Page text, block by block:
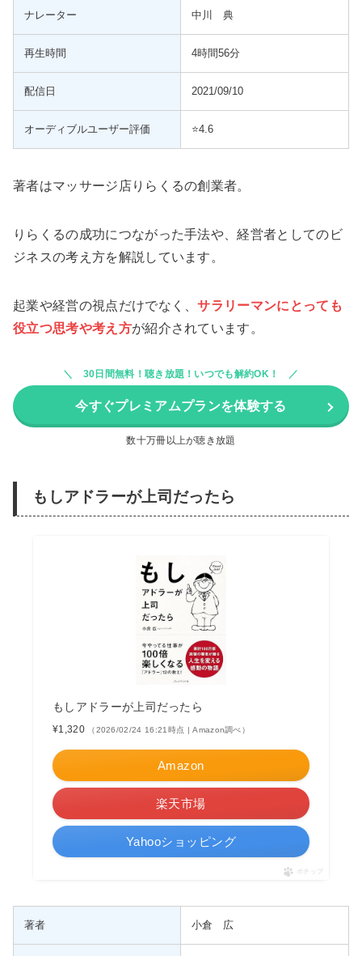
ナレーター 中川 典
再生時間 4時間56分
配信日 2021/09/10
オーディブルユーザー評価 ⭐️4.6
著者はマッサージ店りらくるの創業者。
りらくるの成功につながった手法や、経営者としてのビ
ジネスの考え方を解説しています。
起業や経営の視点だけでなく、サラリーマンにとっても
役立つ思考や考え方が紹介されています。
30日間無料！聴き放題！いつでも解約OK！
今すぐプレミアムプランを体験する
数十万冊以上が聴き放題
もしアドラーが上司だったら
もしアドラーが上司だったら
¥1,320 （2026/02/24 16:21時点 | Amazon調べ）
Amazon
楽天市場
Yahooショッピング
ポチップ
著者 小倉 広